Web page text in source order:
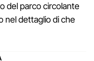
del parco circolante
nel dettaglio di che